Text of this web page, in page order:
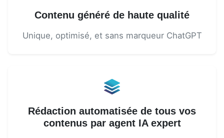
Contenu généré de haute qualité
Unique, optimisé, et sans marqueur ChatGPT
Rédaction automatisée de tous vos
contenus par agent IA expert